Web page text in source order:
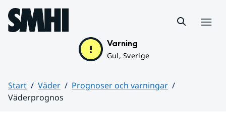
Hoppa till sidans innehåll
Varning
Gul, Sverige
Start Väder
Prognoser och varningar
Väderprognos